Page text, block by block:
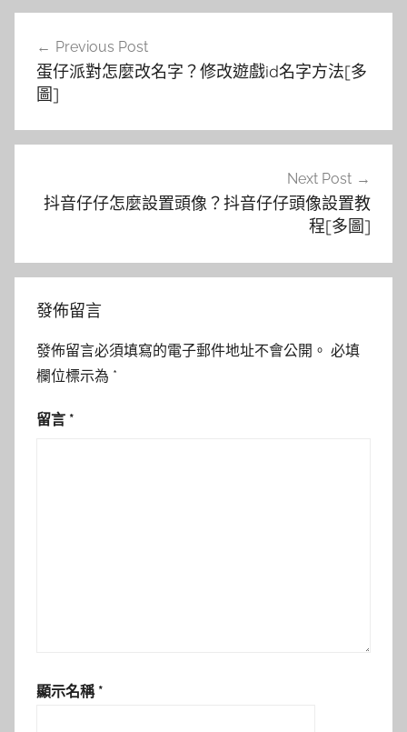
覽
Previous Post
蛋仔派對怎麼改名字？修改遊戲id名字方法[多
圖]
Next Post
抖音仔仔怎麼設置頭像？抖音仔仔頭像設置教
程[多圖]
發佈留言
發佈留言必須填寫的電子郵件地址不會公開。 必填
欄位標示為 *
留言 *
顯示名稱 *